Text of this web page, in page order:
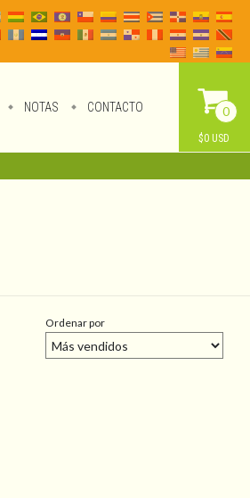
NOTAS CONTACTO 0
$0 USD
Ordenar por